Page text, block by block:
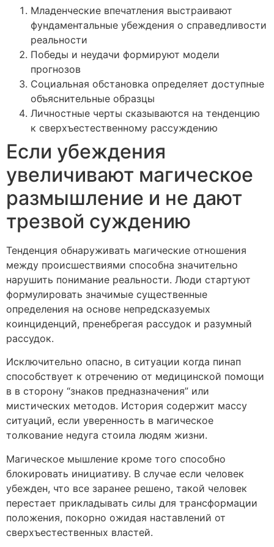
Младенческие впечатления выстраивают
фундаментальные убеждения о справедливости
реальности
Победы и неудачи формируют модели
прогнозов
Социальная обстановка определяет доступные
объяснительные образцы
Личностные черты сказываются на тенденцию
к сверхъестественному рассуждению
Если убеждения
увеличивают магическое
размышление и не дают
трезвой суждению
Тенденция обнаруживать магические отношения
между происшествиями способна значительно
нарушить понимание реальности. Люди стартуют
формулировать значимые существенные
определения на основе непредсказуемых
коинциденций, пренебрегая рассудок и разумный
рассудок.
Исключительно опасно, в ситуации когда пинап
способствует к отречению от медицинской помощи
в в сторону “знаков предназначения” или
мистических методов. История содержит массу
ситуаций, если уверенность в магическое
толкование недуга стоила людям жизни.
Магическое мышление кроме того способно
блокировать инициативу. В случае если человек
убежден, что все заранее решено, такой человек
перестает прикладывать силы для трансформации
положения, покорно ожидая наставлений от
сверхъестественных властей.